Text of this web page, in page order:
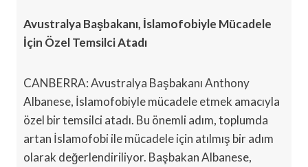
Avustralya Başbakanı, İslamofobiyle Mücadele
İçin Özel Temsilci Atadı
CANBERRA: Avustralya Başbakanı Anthony
Albanese, İslamofobiyle mücadele etmek amacıyla
özel bir temsilci atadı. Bu önemli adım, toplumda
artan İslamofobi ile mücadele için atılmış bir adım
olarak değerlendiriliyor. Başbakan Albanese,